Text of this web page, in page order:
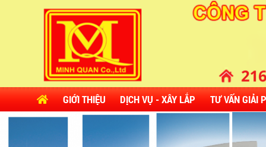
GIỚI THIỆU DỊCH VỤ - XÂY LẮP TƯ VẤN GIẢI